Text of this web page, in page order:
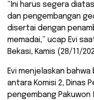
“Ini harus segera
dan pengembangan
disertai dengan
memadai,” ucap Evi
Bekasi, Kamis (28/11/
Evi menjelaskan
antara Komisi 2, Dinas
pengembang Pakuwon